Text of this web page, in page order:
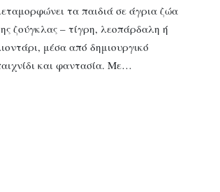
τα παιδιά σε άγρια ζώα
ζούγκλας – τίγρη, λεοπάρδαλη ή
μέσα από δημιουργικό
και φαντασία. Με…